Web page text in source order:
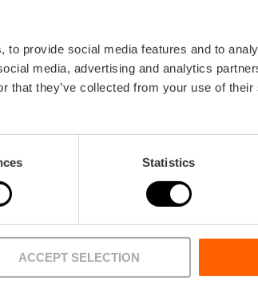
to provide social media features and to
media, advertising and analytics
that they’ve collected from your use of
Statistics
ACCEPT SELECTION